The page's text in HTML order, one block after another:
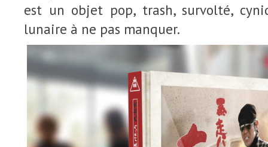
est un objet pop, trash, survolté,
lunaire à ne pas manquer.